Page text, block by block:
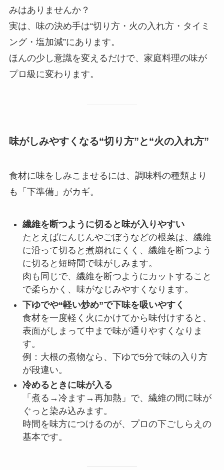
みはありませんか？
実は、味の決め手は“切り方・火の入れ方・タイミ
ング・塩加減”にあります。
ほんの少し意識を変えるだけで、家庭料理の味が
プロ級に変わります。
味がしみやすくなる“切り方”と“火の入れ方”
食材に味をしみこませるには、調味料の種類より
も「下準備」がカギ。
繊維を断つように切ると味が入りやすい
たとえばにんじんやごぼうなどの根菜は、繊維
に沿って切ると煮崩れにくく、繊維を断つよう
に切ると短時間で味がしみます。
肉も同じで、繊維を断つようにカットすること
で柔らかく、味がなじみやすくなります。
下ゆでや“軽い炒め”で下味を吸いやすく
食材を一度軽く火にかけてから味付けすると、
表面がしまって中まで味が通りやすくなりま
す。
例：大根の煮物なら、下ゆで5分で味の入り方
が段違い。
冷めるときに味が入る
「煮る→冷ます→再加熱」で、繊維の間に味が
ぐっと染み込みます。
時間を味方につけるのが、プロの下ごしらえの
基本です。